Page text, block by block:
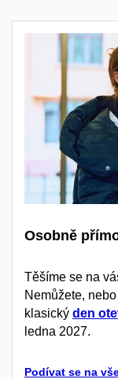
Osobně
Těšíme se na
Nemůžete,
klasický den
ledna 2027.
Podívat se na